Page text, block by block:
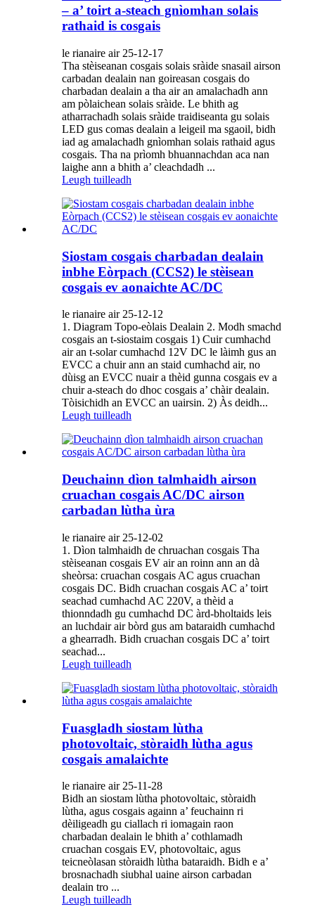
– a’ toirt a-steach gnìomhan solais
rathaid is cosgais
le rianaire air 25-12-17
Tha stèiseanan cosgais solais sràide snasail airson
carbadan dealain nan goireasan cosgais do
charbadan dealain a tha air an amalachadh ann
am pòlaichean solais sràide. Le bhith ag
atharrachadh solais sràide traidiseanta gu solais
LED gus comas dealain a leigeil ma sgaoil, bidh
iad ag amalachadh gnìomhan solais rathaid agus
cosgais. Tha na prìomh bhuannachdan aca nan
laighe ann a bhith a’ cleachdadh ...
Leugh tuilleadh
Siostam cosgais charbadan dealain
inbhe Eòrpach (CCS2) le stèisean
cosgais ev aonaichte AC/DC
le rianaire air 25-12-12
1. Diagram Topo-eòlais Dealain 2. Modh smachd
cosgais an t-siostaim cosgais 1) Cuir cumhachd
air an t-solar cumhachd 12V DC le làimh gus an
EVCC a chuir ann an staid cumhachd air, no
dùisg an EVCC nuair a thèid gunna cosgais ev a
chuir a-steach do dhoc cosgais a’ chàir dealain.
Tòisichidh an EVCC an uairsin. 2) Às deidh...
Leugh tuilleadh
Deuchainn dìon talmhaidh airson
cruachan cosgais AC/DC airson
carbadan lùtha ùra
le rianaire air 25-12-02
1. Dìon talmhaidh de chruachan cosgais Tha
stèiseanan cosgais EV air an roinn ann an dà
sheòrsa: cruachan cosgais AC agus cruachan
cosgais DC. Bidh cruachan cosgais AC a’ toirt
seachad cumhachd AC 220V, a thèid a
thionndadh gu cumhachd DC àrd-bholtaids leis
an luchdair air bòrd gus am bataraidh cumhachd
a ghearradh. Bidh cruachan cosgais DC a’ toirt
seachad...
Leugh tuilleadh
Fuasgladh siostam lùtha
photovoltaic, stòraidh lùtha agus
cosgais amalaichte
le rianaire air 25-11-28
Bidh an siostam lùtha photovoltaic, stòraidh
lùtha, agus cosgais againn a’ feuchainn ri
dèiligeadh gu ciallach ri iomagain raon
charbadan dealain le bhith a’ cothlamadh
cruachan cosgais EV, photovoltaic, agus
teicneòlasan stòraidh lùtha bataraidh. Bidh e a’
brosnachadh siubhal uaine airson carbadan
dealain tro ...
Leugh tuilleadh